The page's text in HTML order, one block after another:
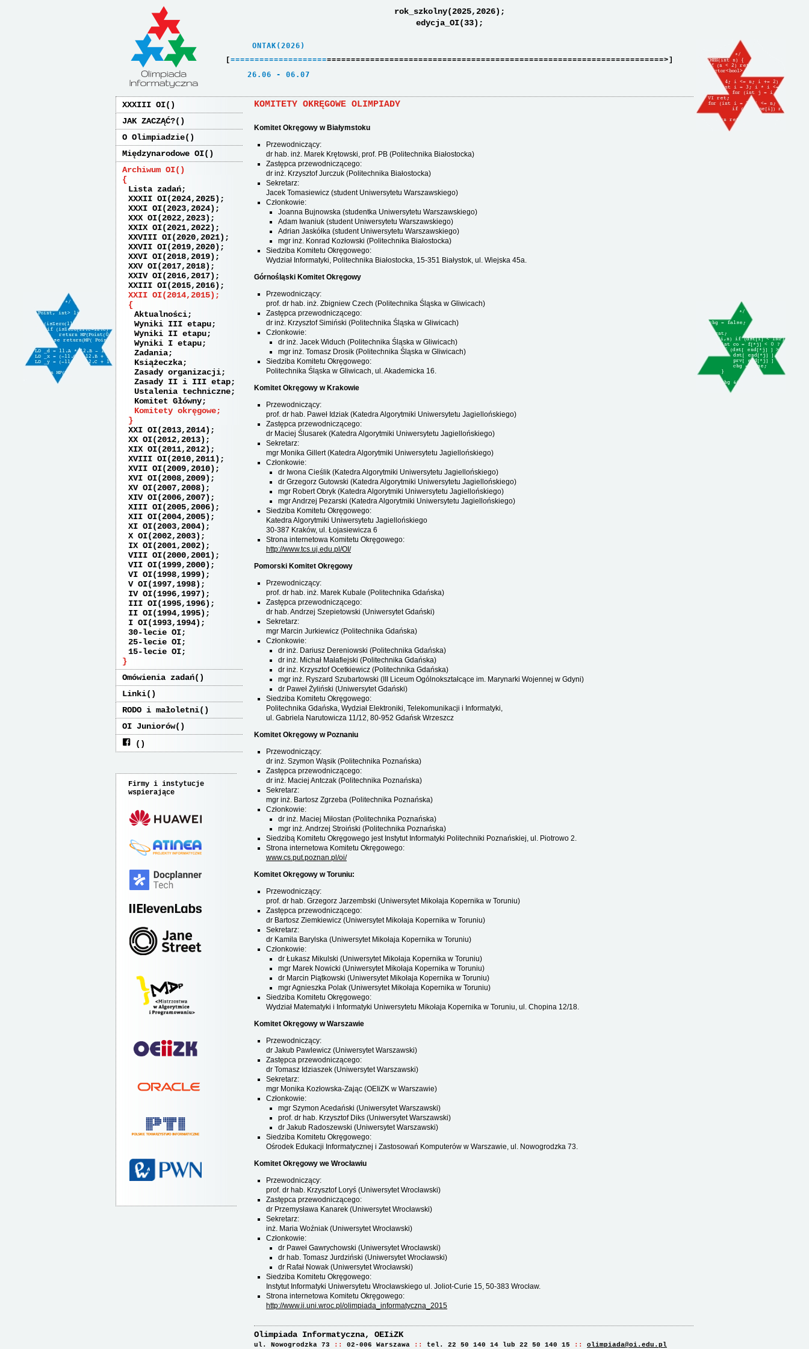
rok_szkolny(2025,2026);
edycja_OI(33);
    ONTAK(2026)
[ ==========================================================================================>]
   26.06 - 06.07
XXXIII OI
JAK ZACZĄĆ?
O Olimpiadzie
Międzynarodowe OI
Archiwum OI
Lista zadań
XXXII OI(2024,2025)
XXXI OI(2023,2024)
XXX OI(2022,2023)
XXIX OI(2021,2022)
XXVIII OI(2020,2021)
XXVII OI(2019,2020)
XXVI OI(2018,2019)
XXV OI(2017,2018)
XXIV OI(2016,2017)
XXIII OI(2015,2016)
XXII OI(2014,2015)
Aktualności
Wyniki III etapu
Wyniki II etapu
Wyniki I etapu
Zadania
Książeczka
Zasady organizacji
Zasady II i III etap
Ustalenia techniczne
Komitet Główny
Komitety okręgowe
XXI OI(2013,2014)
XX OI(2012,2013)
XIX OI(2011,2012)
XVIII OI(2010,2011)
XVII OI(2009,2010)
XVI OI(2008,2009)
XV OI(2007,2008)
XIV OI(2006,2007)
XIII OI(2005,2006)
XII OI(2004,2005)
XI OI(2003,2004)
X OI(2002,2003)
IX OI(2001,2002)
VIII OI(2000,2001)
VII OI(1999,2000)
VI OI(1998,1999)
V OI(1997,1998)
IV OI(1996,1997)
III OI(1995,1996)
II OI(1994,1995)
I OI(1993,1994)
30-lecie OI
25-lecie OI
15-lecie OI
Omówienia zadań
Linki
RODO i małoletni
OI Juniorów
Firmy i instytucje
wspierające
KOMITETY OKRĘGOWE OLIMPIADY
Komitet Okręgowy w Białymstoku
Przewodniczący:
dr hab. inż. Marek Krętowski, prof. PB (Politechnika Białostocka)
Zastępca przewodniczącego:
dr inż. Krzysztof Jurczuk (Politechnika Białostocka)
Sekretarz:
Jacek Tomasiewicz (student Uniwersytetu Warszawskiego)
Członkowie:
Joanna Bujnowska (studentka Uniwersytetu Warszawskiego)
Adam Iwaniuk (student Uniwersytetu Warszawskiego)
Adrian Jaskółka (student Uniwersytetu Warszawskiego)
mgr inż. Konrad Kozłowski (Politechnika Białostocka)
Siedziba Komitetu Okręgowego:
Wydział Informatyki, Politechnika Białostocka, 15-351 Białystok, ul. Wiejska 45a.
Górnośląski Komitet Okręgowy
Przewodniczący:
prof. dr hab. inż. Zbigniew Czech (Politechnika Śląska w Gliwicach)
Zastępca przewodniczącego:
dr inż. Krzysztof Simiński (Politechnika Śląska w Gliwicach)
Członkowie:
dr inż. Jacek Widuch (Politechnika Śląska w Gliwicach)
mgr inż. Tomasz Drosik (Politechnika Śląska w Gliwicach)
Siedziba Komitetu Okręgowego:
Politechnika Śląska w Gliwicach, ul. Akademicka 16.
Komitet Okręgowy w Krakowie
Przewodniczący:
prof. dr hab. Paweł Idziak (Katedra Algorytmiki Uniwersytetu Jagiellońskiego)
Zastępca przewodniczącego:
dr Maciej Ślusarek (Katedra Algorytmiki Uniwersytetu Jagiellońskiego)
Sekretarz:
mgr Monika Gillert (Katedra Algorytmiki Uniwersytetu Jagiellońskiego)
Członkowie:
dr Iwona Cieślik (Katedra Algorytmiki Uniwersytetu Jagiellońskiego)
dr Grzegorz Gutowski (Katedra Algorytmiki Uniwersytetu Jagiellońskiego)
mgr Robert Obryk (Katedra Algorytmiki Uniwersytetu Jagiellońskiego)
mgr Andrzej Pezarski (Katedra Algorytmiki Uniwersytetu Jagiellońskiego)
Siedziba Komitetu Okręgowego:
Katedra Algorytmiki Uniwersytetu Jagiellońskiego
30-387 Kraków, ul. Łojasiewicza 6
Strona internetowa Komitetu Okręgowego:
http://www.tcs.uj.edu.pl/OI/
Pomorski Komitet Okręgowy
Przewodniczący:
prof. dr hab. inż. Marek Kubale (Politechnika Gdańska)
Zastępca przewodniczącego:
dr hab. Andrzej Szepietowski (Uniwersytet Gdański)
Sekretarz:
mgr Marcin Jurkiewicz (Politechnika Gdańska)
Członkowie:
dr inż. Dariusz Dereniowski (Politechnika Gdańska)
dr inż. Michał Małafiejski (Politechnika Gdańska)
dr inż. Krzysztof Ocetkiewicz (Politechnika Gdańska)
mgr inż. Ryszard Szubartowski (III Liceum Ogólnokształcące im. Marynarki Wojennej w Gdyni)
dr Paweł Żyliński (Uniwersytet Gdański)
Siedziba Komitetu Okręgowego:
Politechnika Gdańska, Wydział Elektroniki, Telekomunikacji i Informatyki,
ul. Gabriela Narutowicza 11/12, 80-952 Gdańsk Wrzeszcz
Komitet Okręgowy w Poznaniu
Przewodniczący:
dr inż. Szymon Wąsik (Politechnika Poznańska)
Zastępca przewodniczącego:
dr inż. Maciej Antczak (Politechnika Poznańska)
Sekretarz:
mgr inż. Bartosz Zgrzeba (Politechnika Poznańska)
Członkowie:
dr inż. Maciej Miłostan (Politechnika Poznańska)
mgr inż. Andrzej Stroiński (Politechnika Poznańska)
Siedzibą Komitetu Okręgowego jest Instytut Informatyki Politechniki Poznańskiej, ul. Piotrowo 2.
Strona internetowa Komitetu Okręgowego:
www.cs.put.poznan.pl/oi/
Komitet Okręgowy w Toruniu:
Przewodniczący:
prof. dr hab. Grzegorz Jarzembski (Uniwersytet Mikołaja Kopernika w Toruniu)
Zastępca przewodniczącego:
dr Bartosz Ziemkiewicz (Uniwersytet Mikołaja Kopernika w Toruniu)
Sekretarz:
dr Kamila Barylska (Uniwersytet Mikołaja Kopernika w Toruniu)
Członkowie:
dr Łukasz Mikulski (Uniwersytet Mikołaja Kopernika w Toruniu)
mgr Marek Nowicki (Uniwersytet Mikołaja Kopernika w Toruniu)
dr Marcin Piątkowski (Uniwersytet Mikołaja Kopernika w Toruniu)
mgr Agnieszka Polak (Uniwersytet Mikołaja Kopernika w Toruniu)
Siedziba Komitetu Okręgowego:
Wydział Matematyki i Informatyki Uniwersytetu Mikołaja Kopernika w Toruniu, ul. Chopina 12/18.
Komitet Okręgowy w Warszawie
Przewodniczący:
dr Jakub Pawlewicz (Uniwersytet Warszawski)
Zastępca przewodniczącego:
dr Tomasz Idziaszek (Uniwersytet Warszawski)
Sekretarz:
mgr Monika Kozłowska-Zając (OEIiZK w Warszawie)
Członkowie:
mgr Szymon Acedański (Uniwersytet Warszawski)
prof. dr hab. Krzysztof Diks (Uniwersytet Warszawski)
dr Jakub Radoszewski (Uniwersytet Warszawski)
Siedziba Komitetu Okręgowego:
Ośrodek Edukacji Informatycznej i Zastosowań Komputerów w Warszawie, ul. Nowogrodzka 73.
Komitet Okręgowy we Wrocławiu
Przewodniczący:
prof. dr hab. Krzysztof Loryś (Uniwersytet Wrocławski)
Zastępca przewodniczącego:
dr Przemysława Kanarek (Uniwersytet Wrocławski)
Sekretarz:
inż. Maria Woźniak (Uniwersytet Wrocławski)
Członkowie:
dr Paweł Gawrychowski (Uniwersytet Wrocławski)
dr hab. Tomasz Jurdziński (Uniwersytet Wrocławski)
dr Rafał Nowak (Uniwersytet Wrocławski)
Siedziba Komitetu Okręgowego:
Instytut Informatyki Uniwersytetu Wrocławskiego ul. Joliot-Curie 15, 50-383 Wrocław.
Strona internetowa Komitetu Okręgowego:
http://www.ii.uni.wroc.pl/olimpiada_informatyczna_2015
Olimpiada Informatyczna, OEIiZK
ul. Nowogrodzka 73 02-006 Warszawa tel. 22 50 140 14 lub 22 50 140 15 olimpiada@oi.edu.pl